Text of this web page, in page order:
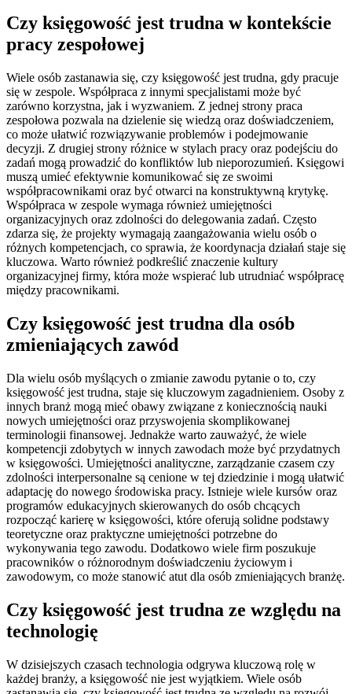
Czy księgowość jest trudna w kontekście
pracy zespołowej
Wiele osób zastanawia się, czy księgowość jest trudna, gdy pracuje
się w zespole. Współpraca z innymi specjalistami może być
zarówno korzystna, jak i wyzwaniem. Z jednej strony praca
zespołowa pozwala na dzielenie się wiedzą oraz doświadczeniem,
co może ułatwić rozwiązywanie problemów i podejmowanie
decyzji. Z drugiej strony różnice w stylach pracy oraz podejściu do
zadań mogą prowadzić do konfliktów lub nieporozumień. Księgowi
muszą umieć efektywnie komunikować się ze swoimi
współpracownikami oraz być otwarci na konstruktywną krytykę.
Współpraca w zespole wymaga również umiejętności
organizacyjnych oraz zdolności do delegowania zadań. Często
zdarza się, że projekty wymagają zaangażowania wielu osób o
różnych kompetencjach, co sprawia, że koordynacja działań staje się
kluczowa. Warto również podkreślić znaczenie kultury
organizacyjnej firmy, która może wspierać lub utrudniać współpracę
między pracownikami.
Czy księgowość jest trudna dla osób
zmieniających zawód
Dla wielu osób myślących o zmianie zawodu pytanie o to, czy
księgowość jest trudna, staje się kluczowym zagadnieniem. Osoby z
innych branż mogą mieć obawy związane z koniecznością nauki
nowych umiejętności oraz przyswojenia skomplikowanej
terminologii finansowej. Jednakże warto zauważyć, że wiele
kompetencji zdobytych w innych zawodach może być przydatnych
w księgowości. Umiejętności analityczne, zarządzanie czasem czy
zdolności interpersonalne są cenione w tej dziedzinie i mogą ułatwić
adaptację do nowego środowiska pracy. Istnieje wiele kursów oraz
programów edukacyjnych skierowanych do osób chcących
rozpocząć karierę w księgowości, które oferują solidne podstawy
teoretyczne oraz praktyczne umiejętności potrzebne do
wykonywania tego zawodu. Dodatkowo wiele firm poszukuje
pracowników o różnorodnym doświadczeniu życiowym i
zawodowym, co może stanowić atut dla osób zmieniających branżę.
Czy księgowość jest trudna ze względu na
technologię
W dzisiejszych czasach technologia odgrywa kluczową rolę w
każdej branży, a księgowość nie jest wyjątkiem. Wiele osób